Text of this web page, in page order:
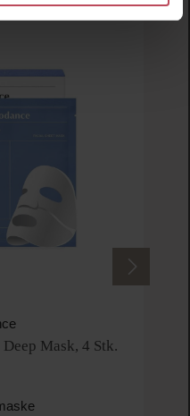
Mask, 4 Stk.